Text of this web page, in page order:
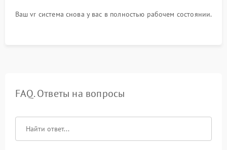
Ваш vr система снова у вас в полностью рабочем состоянии.
FAQ. Ответы на вопросы